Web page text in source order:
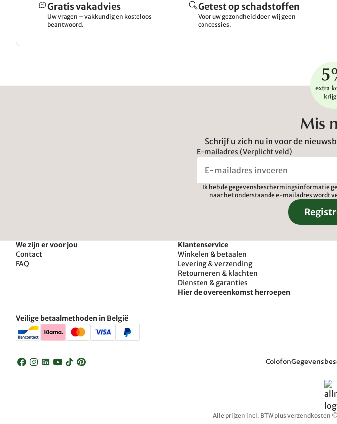
Gratis vakadvies
Uw vragen – vakkundig en kosteloos
beantwoord.
Getest op schadstoffen
Voor uw gezondheid doen wij geen
concessies.
Mis
Schrijf u zich nu in voor de
E-mailadres (Verplicht veld)
Ik heb de gegevensbeschermingsinformatie
naar het onderstaande e-mailadres wordt
We zijn er voor jou
Contact
FAQ
Klantenservice
Winkelen & betaalen
Levering & verzending
Retourneren & klachten
Diensten & garanties
Hier de overeenkomst herroepen
Veilige betaalmethoden in België
Colofon
Alle prijzen incl. BTW plus verzendkosten